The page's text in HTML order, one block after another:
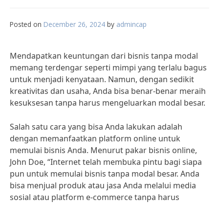
Posted on December 26, 2024 by admincap
Mendapatkan keuntungan dari bisnis tanpa modal
memang terdengar seperti mimpi yang terlalu bagus
untuk menjadi kenyataan. Namun, dengan sedikit
kreativitas dan usaha, Anda bisa benar-benar meraih
kesuksesan tanpa harus mengeluarkan modal besar.
Salah satu cara yang bisa Anda lakukan adalah
dengan memanfaatkan platform online untuk
memulai bisnis Anda. Menurut pakar bisnis online,
John Doe, “Internet telah membuka pintu bagi siapa
pun untuk memulai bisnis tanpa modal besar. Anda
bisa menjual produk atau jasa Anda melalui media
sosial atau platform e-commerce tanpa harus